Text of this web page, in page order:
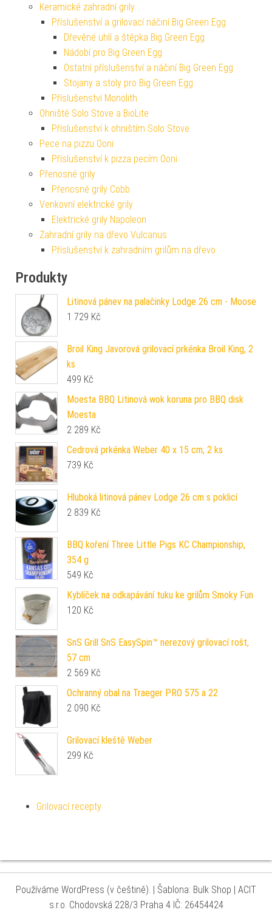
Keramické zahradní grily
Příslušenství a grilovací náčiní Big Green Egg
Dřevěné uhlí a štěpka Big Green Egg
Nádobí pro Big Green Egg
Ostatní příslušenství a náčiní Big Green Egg
Stojany a stoly pro Big Green Egg
Příslušenství Monolith
Ohniště Solo Stove a BioLite
Příslušenství k ohništím Solo Stove
Pece na pizzu Ooni
Příslušenství k pizza pecím Ooni
Přenosné grily
Přenosné grily Cobb
Venkovní elektrické grily
Elektrické grily Napoleon
Zahradní grily na dřevo Vulcanus
Příslušenství k zahradním grilům na dřevo
Produkty
Litinová pánev na palačinky Lodge 26 cm - Moose
1 729 Kč
Broil King Javorová grilovací prkénka Broil King, 2
ks
499 Kč
Moesta BBQ Litinová wok koruna pro BBQ disk
Moesta
2 289 Kč
Cedrová prkénka Weber 40 x 15 cm, 2 ks
739 Kč
Hluboká litinová pánev Lodge 26 cm s poklicí
2 839 Kč
BBQ koření Three Little Pigs KC Championship,
354 g
549 Kč
Kyblíček na odkapávání tuku ke grilům Smoky Fun
120 Kč
SnS Grill SnS EasySpin™ nerezový grilovací rošt,
57 cm
2 569 Kč
Ochranný obal na Traeger PRO 575 a 22
2 090 Kč
Grilovací kleště Weber
299 Kč
Grilovací recepty
Používáme WordPress (v češtině). | Šablona: Bulk Shop | ACIT
s.r.o. Chodovská 228/3 Praha 4 IČ: 26454424